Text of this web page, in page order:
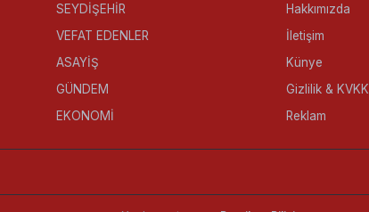
SEYDİŞEHİR
VEFAT EDENLER
ASAYİŞ
GÜNDEM
EKONOMİ
Hakkımızda
İletişim
Künye
Gizlilik & KVKK
Reklam